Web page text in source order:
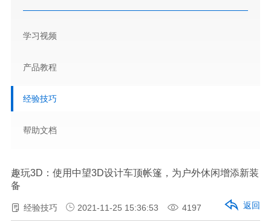
学习视频
产品教程
经验技巧
帮助文档
趣玩3D：使用中望3D设计车顶帐篷，为户外休闲增添新装
备
经验技巧 2021-11-25 15:36:53 4197 返回